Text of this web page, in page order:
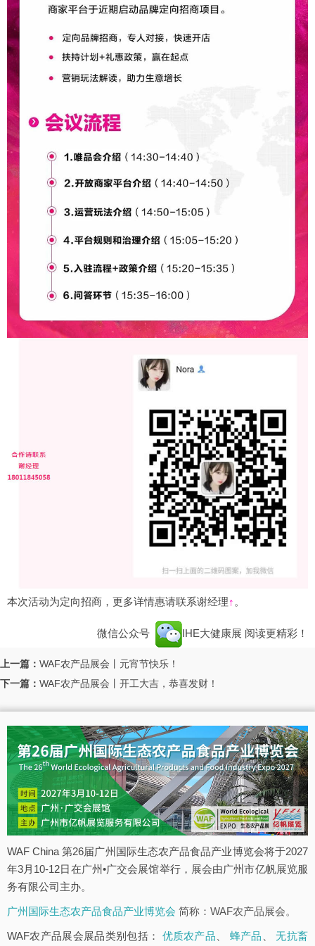
本次活动为定向招商，更多详情惠请联系谢经理↑ 。
微信公众号 IHE大健康展 阅读更精彩！
上一篇： WAF农产品展会丨元宵节快乐！
下一篇： WAF农产品展会丨开工大吉，恭喜发财！
WAF China 第26届广州国际生态农产品食品产业博览会将于2027
年3月10-12日在广州•广交会展馆举行，展会由广州市亿帆展览服
务有限公司主办。
广州国际生态农产品食品产业博览会 简称：WAF农产品展会。
WAF农产品展会展品类别包括： 优质农产品 蜂产品 、无抗畜